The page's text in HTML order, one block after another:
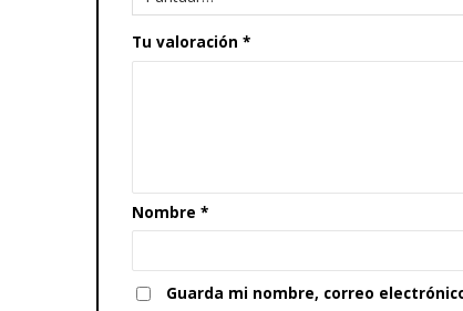
Tu valoración *
Nombre *
Guarda mi nombre, correo